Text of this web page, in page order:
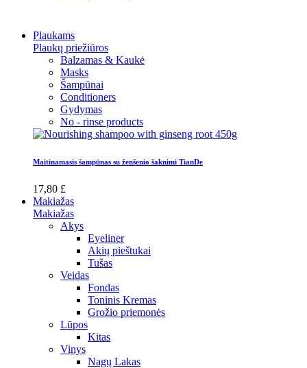
Plaukams
Plaukų priežiūros
Balzamas & Kaukė
Masks
Šampūnai
Conditioners
Gydymas
No - rinse products
Maitinamasis šampūnas su ženšenio šaknimi TianDe
17,80 £
Makiažas
Makiažas
Akys
Eyeliner
Akių pieštukai
Tušas
Veidas
Fondas
Toninis Kremas
Grožio priemonės
Lūpos
Kitas
Vinys
Nagų Lakas